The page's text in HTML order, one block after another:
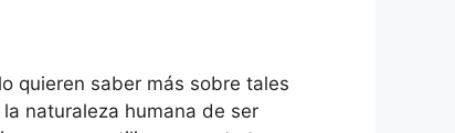
quieren saber más sobre tales
naturaleza humana de ser